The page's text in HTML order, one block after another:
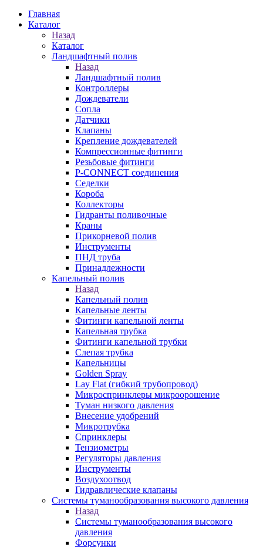
Главная
Каталог
Назад
Каталог
Ландшафтный полив
Назад
Ландшафтный полив
Контроллеры
Дождеватели
Сопла
Датчики
Клапаны
Крепление дождевателей
Компрессионные фитинги
Резьбовые фитинги
P-CONNECT соединения
Седелки
Короба
Коллекторы
Гидранты поливочные
Краны
Прикорневой полив
Инструменты
ПНД труба
Принадлежности
Капельный полив
Назад
Капельный полив
Капельные ленты
Фитинги капельной ленты
Капельная трубка
Фитинги капельной трубки
Слепая трубка
Капельницы
Golden Spray
Lay Flat (гибкий трубопровод)
Микроспринклеры микроорошение
Туман низкого давления
Внесение удобрений
Микротрубка
Спринклеры
Тензиометры
Регуляторы давления
Инструменты
Воздухоотвод
Гидравлические клапаны
Системы туманообразования высокого давления
Назад
Системы туманообразования высокого
давления
Форсунки